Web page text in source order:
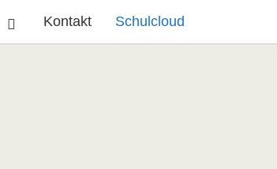
Kontakt Schulcloud